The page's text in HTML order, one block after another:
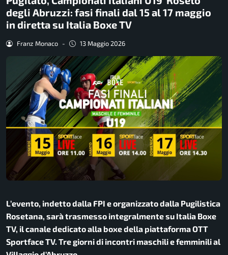
degli Abruzzi: fasi finali dal 15 al 17 maggio
in diretta su Italia Boxe TV
Franz Monaco - 13 Maggio 2026
L’evento, indetto dalla FPI e organizzato dalla Pugilistica
Rosetana, sarà trasmesso integralmente su Italia Boxe
TV, il canale dedicato alla boxe della piattaforma OTT
Sportface TV. Tre giorni di incontri maschili e femminili al